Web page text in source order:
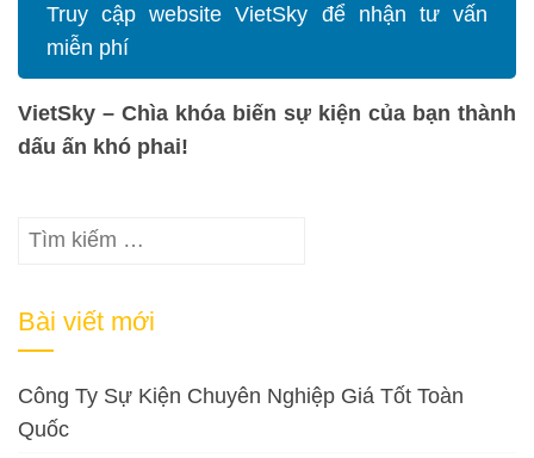
Truy cập website VietSky để nhận tư vấn
miễn phí
VietSky – Chìa khóa biến sự kiện của bạn thành
dấu ấn khó phai!
Tìm
Bài viết mới
Công Ty Sự Kiện Chuyên Nghiệp Giá Tốt Toàn
Quốc